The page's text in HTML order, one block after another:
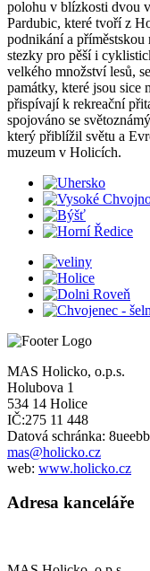
polohu v blízkosti dvou
Pardubic, které tvoří z
podnikání a příměstskou
stezky pro pěší i
velkého množství lesů,
památky, které jsou sice
přispívají k rekreační
spojováno se
který přiblížil světu a
muzeum v Holicích.
MAS Holicko, o.p.s.
Holubova 1
534 14 Holice
IČ:275 11 448
Datová schránka:
mas@holicko.cz
web: www.holicko.cz
Adresa kanceláře